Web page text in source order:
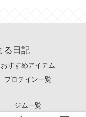
る日記
おすすめアイテム
プロテイン一覧
ジム一覧